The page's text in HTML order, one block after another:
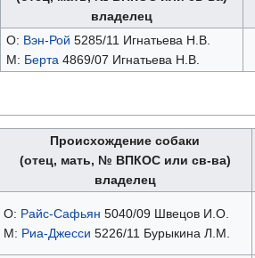
владелец
О: Вэн-Рой 5285/11 Игнатьева Н.В.
М: Берта 4869/07 Игнатьева Н.В.
Происхождение собаки
(отец, мать, № ВПКОС или св-ва)
владелец
О: Райс-Сафьян 5040/09 Швецов И.О.
М: Риа-Джесси 5226/11 Бурыкина Л.М.